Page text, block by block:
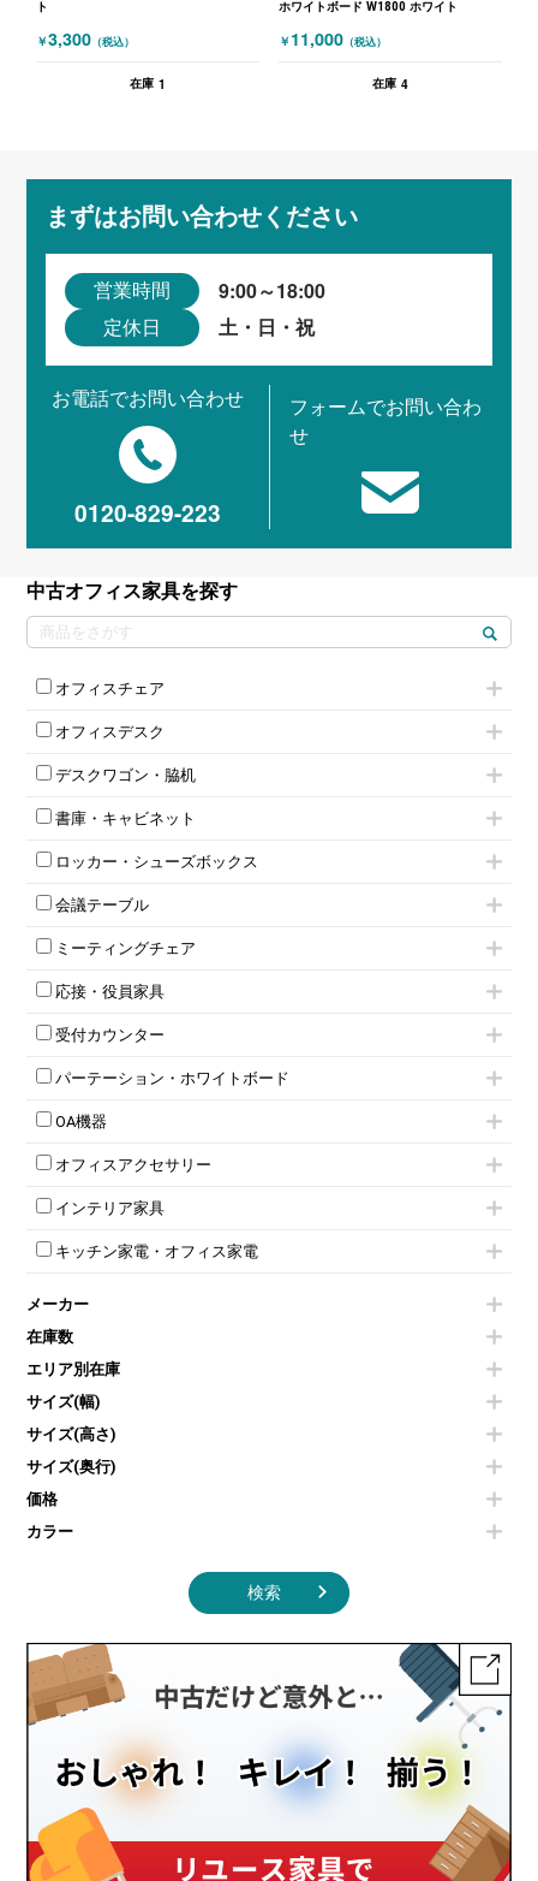
ト
￥3,300 （税込）
在庫 1
ホワイトボード W1800 ホワイト
￥ 11,000 （税込）
在庫 4
まずはお問い合わせください
営業時間 9:00～18:00
定休日 土・日・祝
お電話でお問い合わせ
0120-829-223
フォームでお問い合わ
せ
中古オフィス家具を探す
オフィスチェア
肘無しチェア
役員チェア
高級チェア（多機能チェア）
オフィスチェアその他
オフィスデスク
フリーアドレスデスク（ベンチデスク）
昇降デスク
オフィスデスクその他
両袖机
デスクワゴン・脇机
インワゴン2段
インワゴン3段
脇机
ワゴンその他
書庫・キャビネット
ハイキャビネット
ローキャビネット
両開きキャビネット
スチールキャビネット
上下連結キャビネット
軽量ラック（スチールラック）
収納家具その他
両開書庫
ラテラル書庫
ロッカー・シューズボックス
1人用ロッカー
2人用ロッカー
3人用ロッカー
4人用ロッカー
5人用ロッカー
8人用ロッカー
多人数ロッカー
ダイヤル錠ロッカー
ダイヤル錠ロッカー
ワードローブ・クローゼット
会議テーブル
スタッキングテーブル
ネスティングテーブル
幕板付テーブル
カウンターテーブル
T字脚テーブル
会議テーブルW1200～
会議テーブルW1800～
平行スタックテーブル
会議テーブルその他
ミーティングチェア
キャスター付きミーティングチェア
スタッキングミーティングチェア
テーブル付きミーティングチェア
ネスティングミーティングチェア
折りたたみミーティングチェア
ハイチェア
ミーティングチェアその他
応接・役員家具
応接セット
応接ソファ
応接チェア
応接テーブル
応接・役員家具その他
受付カウンター
ローカウンター
ラウンジカウンター
受付カウンターその他
パーテーション・ホワイトボード
パーテーション
自立タイプパーテーション
パーテーションその他
脚付ホワイトボード
壁掛けホワイトボード
ホワイトボードその他
OA機器
電話機（ビジネスフォン）
シュレッダー
プロジェクター
スクリーン
その他OA機器
オフィスアクセサリー
チェア用台車
演台・講演台・演説台
防音パネル
個室ブース
コートハンガー・ポールハンガー
傘立て
食器棚・キッチンキャビネット
カタログスタンド
オフィスアクセサリーその他
インテリア家具
モールドチェア
ダイニングチェア
カウンターテーブル
センターテーブル・サイドテーブル
ベンチ・スツール
ソファ
シェルフ
ダストボックス（ゴミ箱）
インテリア家具その他
キッチン家電・オフィス家電
冷蔵庫・洗濯機
空気清浄機・加湿器
液晶テレビ・モニター類
エアコン
掃除機
季節家電
メーカー
在庫数
エリア別在庫
サイズ(幅)
サイズ(高さ)
サイズ(奥行)
価格
カラー
検索